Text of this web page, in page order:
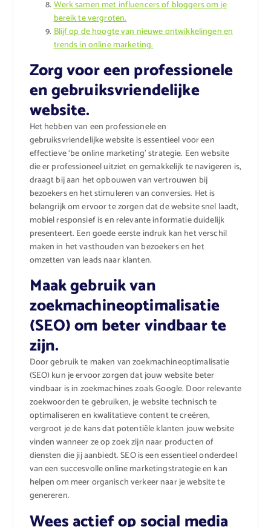
Werk samen met influencers of bloggers om je
bereik te vergroten.
Blijf op de hoogte van nieuwe ontwikkelingen en
trends in online marketing.
Zorg voor een professionele
en gebruiksvriendelijke
website.
Het hebben van een professionele en
gebruiksvriendelijke website is essentieel voor een
effectieve ‘be online marketing’ strategie. Een website
die er professioneel uitziet en gemakkelijk te navigeren is,
draagt bij aan het opbouwen van vertrouwen bij
bezoekers en het stimuleren van conversies. Het is
belangrijk om ervoor te zorgen dat de website snel laadt,
mobiel responsief is en relevante informatie duidelijk
presenteert. Een goede eerste indruk kan het verschil
maken in het vasthouden van bezoekers en het
omzetten van leads naar klanten.
Maak gebruik van
zoekmachineoptimalisatie
(SEO) om beter vindbaar te
zijn.
Door gebruik te maken van zoekmachineoptimalisatie
(SEO) kun je ervoor zorgen dat jouw website beter
vindbaar is in zoekmachines zoals Google. Door relevante
zoekwoorden te gebruiken, je website technisch te
optimaliseren en kwalitatieve content te creëren,
vergroot je de kans dat potentiële klanten jouw website
vinden wanneer ze op zoek zijn naar producten of
diensten die jij aanbiedt. SEO is een essentieel onderdeel
van een succesvolle online marketingstrategie en kan
helpen om meer organisch verkeer naar je website te
genereren.
Wees actief op social media